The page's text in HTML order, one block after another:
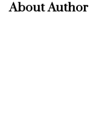
About Author